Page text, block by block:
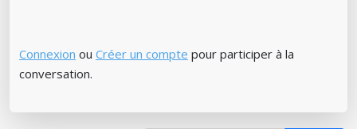
Connexion ou Créer un compte pour participer à la
conversation.